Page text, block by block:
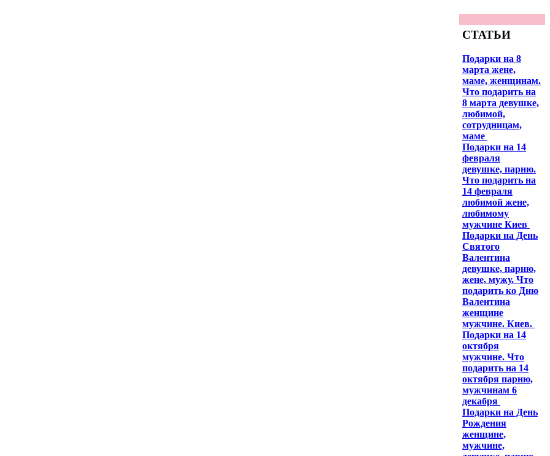
СТАТЬИ
Подарки на 8
марта жене,
маме, женщинам.
Что подарить на
8 марта девушке,
любимой,
сотрудницам,
маме
Подарки на 14
февраля
девушке, парню.
Что подарить на
14 февраля
любимой жене,
любимому
мужчине Киев
Подарки на День
Святого
Валентина
девушке, парню,
жене, мужу. Что
подарить ко Дню
Валентина
женщине
мужчине. Киев.
Подарки на 14
октября
мужчине. Что
подарить на 14
октября парню,
мужчинам 6
декабря
Подарки на День
Рождения
женщине,
мужчине,